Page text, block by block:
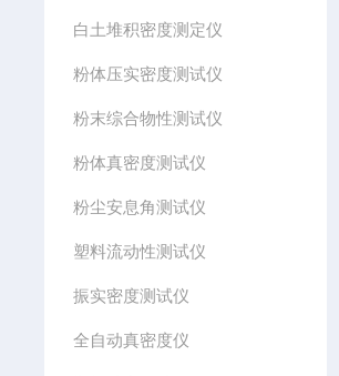
白土堆积密度测定仪
粉体压实密度测试仪
粉末综合物性测试仪
粉体真密度测试仪
粉尘安息角测试仪
塑料流动性测试仪
振实密度测试仪
全自动真密度仪